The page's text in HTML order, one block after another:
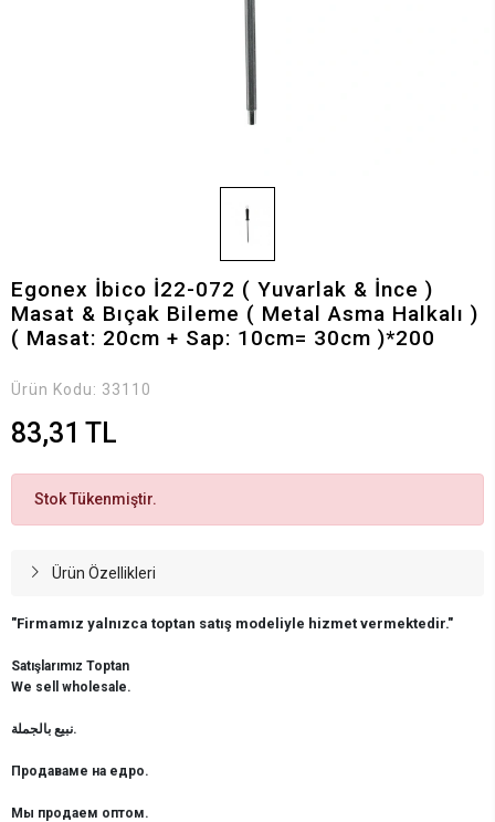
Egonex İbico İ22-072 ( Yuvarlak & İnce )
Masat & Bıçak Bileme ( Metal Asma Halkalı )
( Masat: 20cm + Sap: 10cm= 30cm )*200
Ürün Kodu: 33110
83,31 TL
Stok Tükenmiştir.
Ürün Özellikleri
"Firmamız yalnızca toptan satış modeliyle hizmet vermektedir."
Satışlarımız Toptan
We sell wholesale.
نبيع بالجملة.
Продаваме на едро.
Мы продаем оптом.